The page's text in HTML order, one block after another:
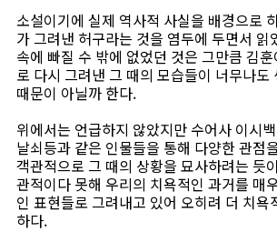
소설이기에 실제 역사적 사실을 배경으로
가 그려낸 허구라는 것을 염두에 두면서 읽
속에 빠질 수 밖에 없었던 것은 그만큼 김
로 다시 그려낸 그 때의 모습들이 너무나도
때문이 아닐까 한다.
위에서는 언급하지 않았지만 수어사 이시
날쇠등과 같은 인물들을 통해 다양한 관점
객관적으로 그 때의 상황을 묘사하려는 듯
관적이다 못해 우리의 치욕적인 과거를 매
인 표현들로 그려내고 있어 오히려 더 치욕
하다.